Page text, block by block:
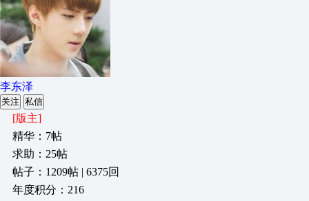
李东泽
关注 私信
[版主]
精华：7帖
求助：25帖
帖子：1209帖 | 6375回
年度积分：216